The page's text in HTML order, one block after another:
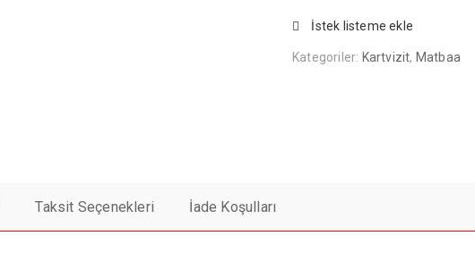
İstek listeme ekle
Kategoriler: Kartvizit, Matbaa
Taksit Seçenekleri İade Koşulları